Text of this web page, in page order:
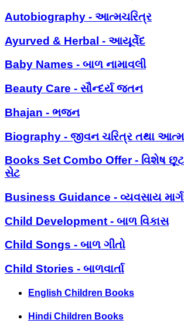
Autobiography - આત્મચરિત્ર
Ayurved & Herbal - આયૂર્વેદ
Baby Names - બાળ નામાવલી
Beauty Care - સૌન્દર્ય જતન
Bhajan - ભજન
Biography - જીવન ચરિત્ર તથા
Books Set Combo Offer - વિશેષ છૂટ
સેટ
Business Guidance - વ્યવસાય
Child Development - બાળ વિકાસ
Child Songs - બાળ ગીતો
Child Stories - બાળવાર્તા
English Children Books
Hindi Children Books